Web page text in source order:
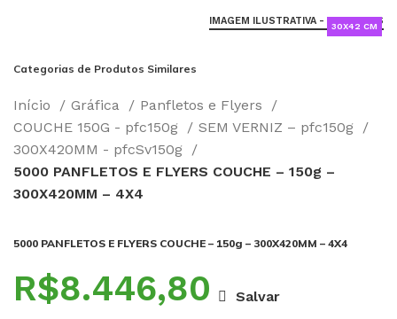
30X42 CM
IMAGEM ILUSTRATIVA - SAIBA MAIS
Categorias de Produtos Similares
Início Gráfica
Panfletos e Flyers
COUCHE 150G - pfc150g
SEM VERNIZ – pfc150g
300X420MM - pfcSv150g
5000 PANFLETOS E FLYERS COUCHE – 150g –
300X420MM – 4X4
5000 PANFLETOS E FLYERS COUCHE – 150g – 300X420MM – 4X4
R$ Salvar